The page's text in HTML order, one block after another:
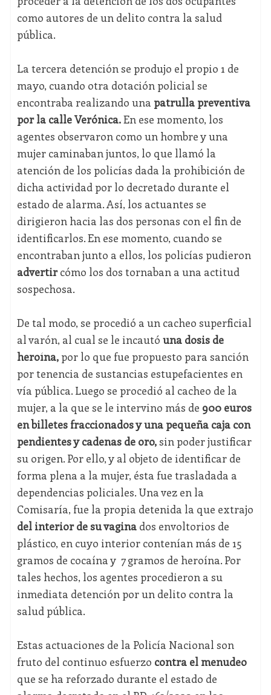
como autores de un delito contra la salud
pública.
La tercera detención se produjo el propio 1 de
mayo, cuando otra dotación policial se
encontraba realizando una patrulla preventiva
por la calle Verónica.En ese momento, los
agentes observaron como un hombre y una
mujer caminaban juntos, lo que llamó la
atención de los policías dada la prohibición de
dicha actividad por lo decretado durante el
estado de alarma. Así, los actuantes se
dirigieron hacia las dos personas con el fin de
identificarlos. En ese momento, cuando se
encontraban junto a ellos, los policías pudieron
advertircómo los dos tornaban a una actitud
sospechosa.
De tal modo, se procedió a un cacheo superficial
al varón, al cual se le incautó una dosis de
heroína,por lo que fue propuesto para sanción
por tenencia de sustancias estupefacientes en
vía pública. Luego se procedió al cacheo de la
mujer, a la que se le intervino más de 900 euros
en billetes fraccionados y una pequeña caja con
pendientes y cadenas de oro,sin poder justificar
su origen. Por ello, y al objeto de identificar de
forma plena a la mujer, ésta fue trasladada a
dependencias policiales. Una vez en la
Comisaría, fue la propia detenida la que extrajo
del interior de su vaginados envoltorios de
plástico, en cuyo interior contenían más de 15
gramos de cocaína y 7 gramos de heroína. Por
tales hechos, los agentes procedieron a su
inmediata detención por un delito contra la
salud pública.
Estas actuaciones de la Policía Nacional son
fruto del continuo esfuerzo contra el menudeo
que se ha reforzado durante el estado de